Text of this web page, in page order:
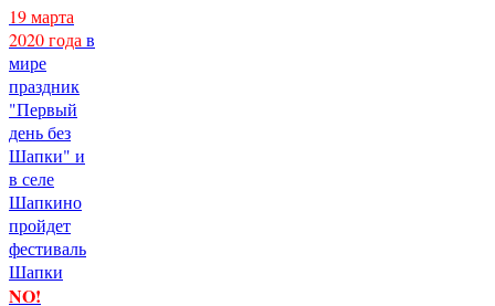
19 марта
2020 года в
мире
праздник
"Первый
день без
Шапки" и
в селе
Шапкино
пройдет
фестиваль
Шапки
NO!